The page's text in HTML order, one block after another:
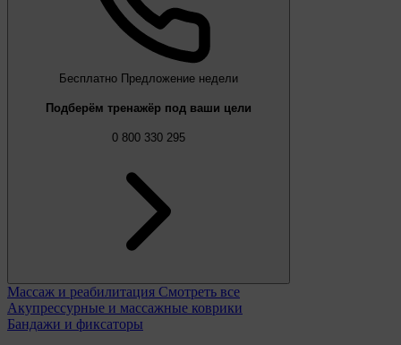
Бесплатно Предложение недели
Подберём тренажёр под ваши цели
0 800 330 295
Массаж и реабилитация Смотреть все
Акупрессурные и массажные коврики
Бандажи и фиксаторы